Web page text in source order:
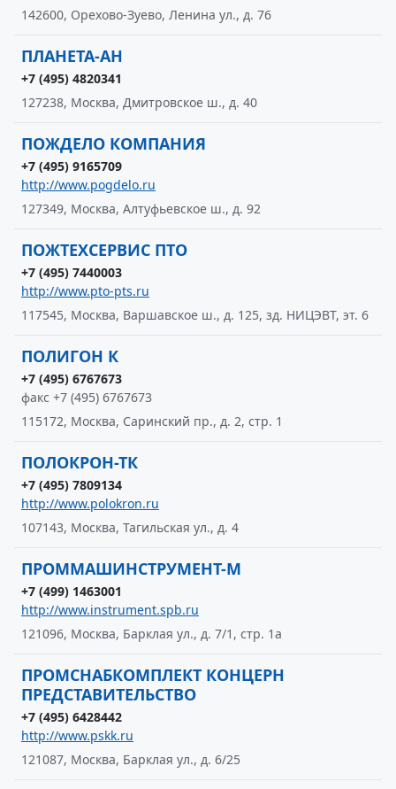
142600, Орехово-Зуево, Ленина ул., д. 76
ПЛАНЕТА-АН
+7 (495) 4820341
127238, Москва, Дмитровское ш., д. 40
ПОЖДЕЛО КОМПАНИЯ
+7 (495) 9165709
http://www.pogdelo.ru
127349, Москва, Алтуфьевское ш., д. 92
ПОЖТЕХСЕРВИС ПТО
+7 (495) 7440003
http://www.pto-pts.ru
117545, Москва, Варшавское ш., д. 125, зд. НИЦЭВТ, эт. 6
ПОЛИГОН К
+7 (495) 6767673
факс +7 (495) 6767673
115172, Москва, Саринский пр., д. 2, стр. 1
ПОЛОКРОН-ТК
+7 (495) 7809134
http://www.polokron.ru
107143, Москва, Тагильская ул., д. 4
ПРОММАШИНСТРУМЕНТ-М
+7 (499) 1463001
http://www.instrument.spb.ru
121096, Москва, Барклая ул., д. 7/1, стр. 1а
ПРОМСНАБКОМПЛЕКТ КОНЦЕРН
ПРЕДСТАВИТЕЛЬСТВО
+7 (495) 6428442
http://www.pskk.ru
121087, Москва, Барклая ул., д. 6/25